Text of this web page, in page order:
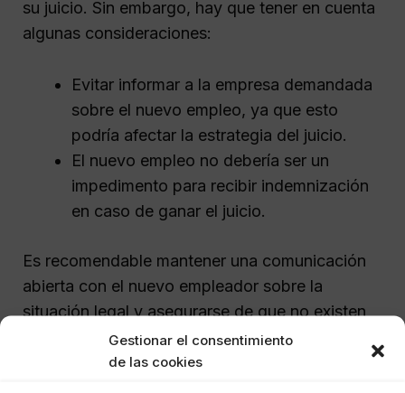
Gestionar el consentimiento
de las cookies
su juicio. Sin embargo, hay que tener en cuenta
algunas consideraciones:
Evitar informar a la empresa demandada
sobre el nuevo empleo, ya que esto
podría afectar la estrategia del juicio.
El nuevo empleo no debería ser un
impedimento para recibir indemnización
en caso de ganar el juicio.
Es recomendable mantener una comunicación
abierta con el nuevo empleador sobre la
situación legal y asegurarse de que no existen
pactos de competencia que puedan
comprometer su nueva oportunidad laboral.